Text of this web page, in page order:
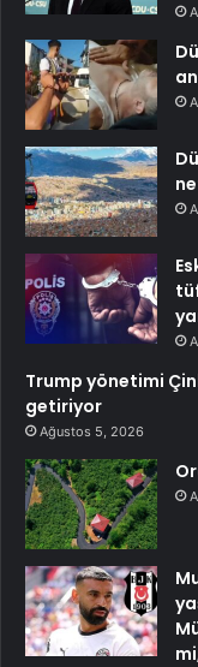
Trump yönetimi
getiriyor
Ağustos 5, 2026